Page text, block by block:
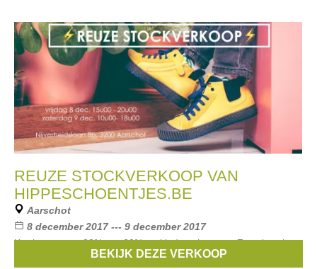
REUZE STOCKVERKOOP VAN
HIPPESCHOENTJES.BE
Aarschot
8 december 2017 --- 9 december 2017
Kortingen van -20% tot -60% op kinderschoenen. Zowel cash
als bancontact betalen kan.BEKIJK DEZE VERKOOP